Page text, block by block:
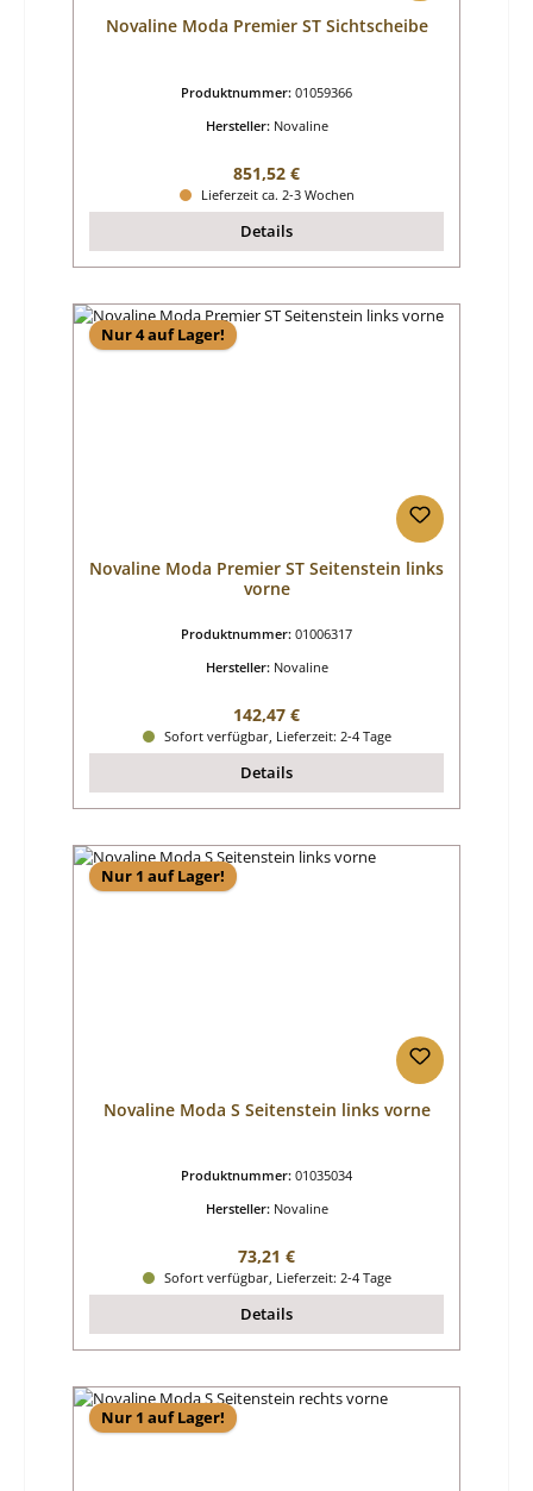
Novaline Moda Premier ST Sichtscheibe
Produktnummer: 01059366
Hersteller: Novaline
Regulärer Preis:
851,52 €
Lieferzeit ca. 2-3 Wochen
Details
Nur 4 auf Lager!
Novaline Moda Premier ST Seitenstein links
vorne
Produktnummer: 01006317
Hersteller: Novaline
Regulärer Preis:
142,47 €
Sofort verfügbar, Lieferzeit: 2-4 Tage
Details
Nur 1 auf Lager!
Novaline Moda S Seitenstein links vorne
Produktnummer: 01035034
Hersteller: Novaline
Regulärer Preis:
73,21 €
Sofort verfügbar, Lieferzeit: 2-4 Tage
Details
Nur 1 auf Lager!